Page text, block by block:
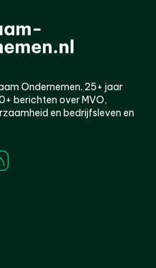
Ondernemen. 25+ jaar
berichten over MVO,
en bedrijfsleven en